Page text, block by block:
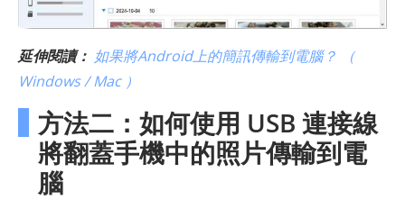
延伸閱讀： 如果將Android上的簡訊傳輸到電腦？ （
Windows / Mac ）
方法二：如何使用 USB 連接線
將翻蓋手機中的照片傳輸到電
腦